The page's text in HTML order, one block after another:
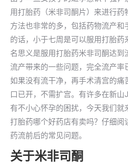
用打胎药（米非司酮片）来进行药
方法也非常的多，包括药物流产
的话，小于七周是可以服用打胎
名思义是服用打胎药米非司酮达到
流产带来的一些问题，完全流产率
如果没有流干净，再手术清宫的痛
口已开，不需扩宫。有许多在新
有不小心怀孕的困扰，今天我们就
打胎药哪个好药店有卖吗？仔细
药流前后的常见问题。
关于米非司酮